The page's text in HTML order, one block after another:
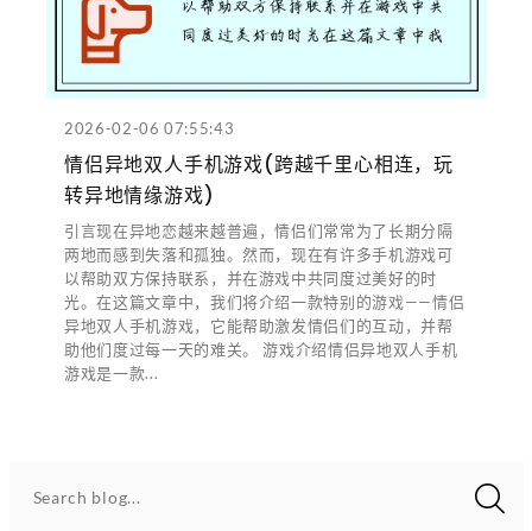
2026-02-06 07:55:43
情侣异地双人手机游戏(跨越千里心相连，玩
转异地情缘游戏)
引言现在异地恋越来越普遍，情侣们常常为了长期分隔
两地而感到失落和孤独。然而，现在有许多手机游戏可
以帮助双方保持联系，并在游戏中共同度过美好的时
光。在这篇文章中，我们将介绍一款特别的游戏——情侣
异地双人手机游戏，它能帮助激发情侣们的互动，并帮
助他们度过每一天的难关。 游戏介绍情侣异地双人手机
游戏是一款...
Search blog...